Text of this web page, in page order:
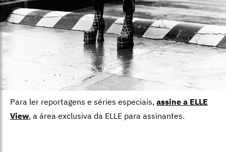
Para ler reportagens e séries especiais, assine a ELLE
View, a área exclusiva da ELLE para assinantes.